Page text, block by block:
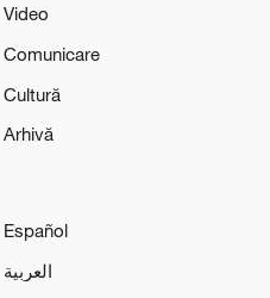
Video
Comunicare
Cultură
Arhivă
Español
العربية